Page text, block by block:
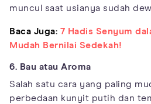
muncul saat usianya sudah
Baca Juga: 7 Hadis Senyum
Mudah Bernilai Sedekah!
6. Bau atau Aroma
Salah satu cara yang paling
perbedaan kunyit putih dan